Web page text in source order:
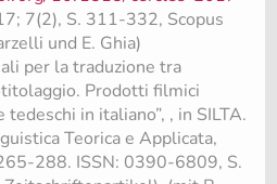
7(2), S. 311-332, Scopus
und E. Ghia)
per la traduzione tra
Prodotti filmici
tedeschi in italiano”, , in SILTA.
Teorica e Applicata,
288. ISSN: 0390-6809, S.